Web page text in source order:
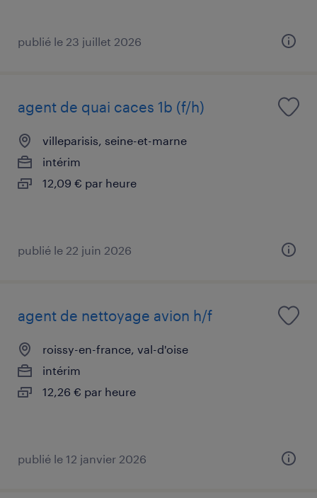
publié le 23 juillet 2026
agent de quai caces 1b (f/h)
villeparisis, seine-et-marne
intérim
12,09 € par heure
publié le 22 juin 2026
agent de nettoyage avion h/f
roissy-en-france, val-d'oise
intérim
12,26 € par heure
publié le 12 janvier 2026